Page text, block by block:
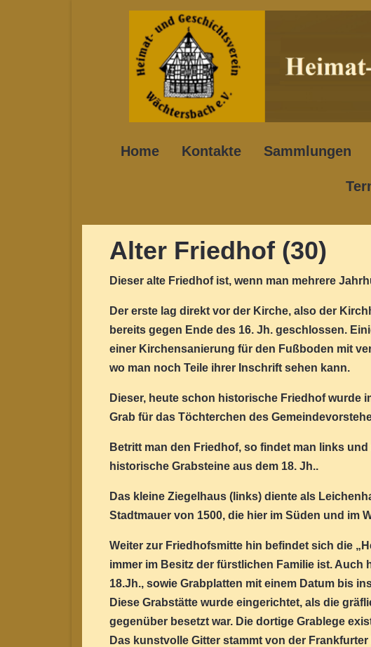
Home Kontakte Sammlungen
Alter Friedhof (30)
Dieser alte Friedhof ist, wenn man mehrere
Der erste lag direkt vor der Kirche, also der
bereits gegen Ende des 16. Jh. geschlossen.
einer Kirchensanierung für den Fußboden mit
wo man noch Teile ihrer Inschrift sehen kann.
Dieser, heute schon historische Friedhof wurde
Grab für das Töchterchen des
Betritt man den Friedhof, so findet man links
historische Grabsteine aus dem 18. Jh..
Das kleine Ziegelhaus (links) diente als
Stadtmauer von 1500, die hier im Süden und im
Weiter zur Friedhofsmitte hin befindet sich die
immer im Besitz der fürstlichen Familie ist.
18.Jh., sowie Grabplatten mit einem Datum bis
Diese Grabstätte wurde eingerichtet, als die
gegenüber besetzt war. Die dortige Grablege
Das kunstvolle Gitter stammt von der